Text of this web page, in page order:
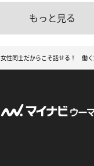
もっと見る
女性同士だからこそ話せる！ 働く